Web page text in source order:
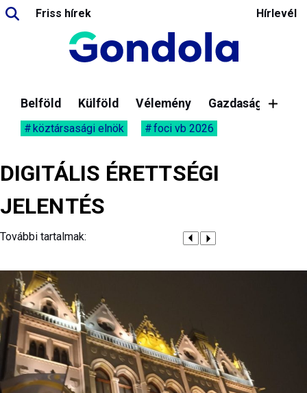
Friss hírek Hírlevél
Belföld Külföld Vélemény Gazdaság
köztársasági elnök foci vb 2026
DIGITÁLIS ÉRETTSÉGI
JELENTÉS
További tartalmak: